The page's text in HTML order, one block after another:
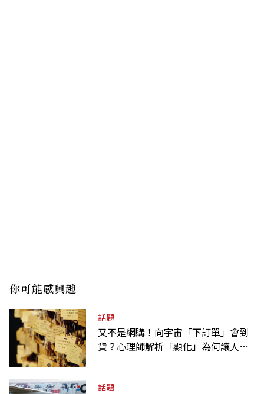
你可能感興趣
話題
又不是網購！向宇宙「下訂單」會到
貨？心理師解析「顯化」為何讓人無
話題